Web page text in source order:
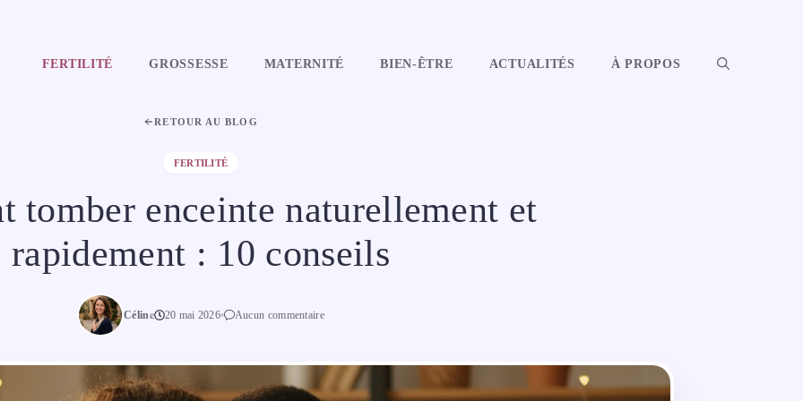
FERTILITÉ GROSSESSE MATERNITÉ BIEN-ÊTRE ACTUALITÉS À PROPOS
RETOUR AU BLOG
FERTILITÉ
tomber enceinte naturellement et
rapidement : 10 conseils
Céline 20 mai 2026 Aucun commentaire